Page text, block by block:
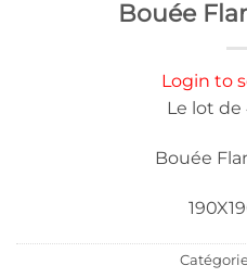
Bouée
Login to
Le lot de
Bouée